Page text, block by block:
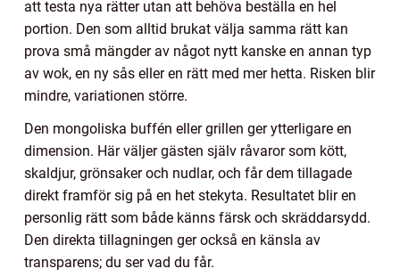
att testa nya rätter utan att behöva beställa en hel
portion. Den som alltid brukat välja samma rätt kan
prova små mängder av något nytt kanske en annan typ
av wok, en ny sås eller en rätt med mer hetta. Risken blir
mindre, variationen större.
Den mongoliska buffén eller grillen ger ytterligare en
dimension. Här väljer gästen själv råvaror som kött,
skaldjur, grönsaker och nudlar, och får dem tillagade
direkt framför sig på en het stekyta. Resultatet blir en
personlig rätt som både känns färsk och skräddarsydd.
Den direkta tillagningen ger också en känsla av
transparens; du ser vad du får.